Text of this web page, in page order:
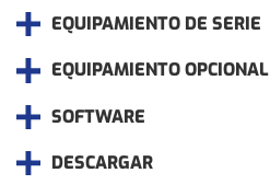
EQUIPAMIENTO DE SERIE
EQUIPAMIENTO OPCIONAL
SOFTWARE
DESCARGAR